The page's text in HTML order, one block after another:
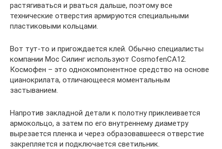
растягиваться и рваться дальше, поэтому все
технические отверстия армируются специальными
пластиковыми кольцами.
Вот тут-то и пригождается клей. Обычно специалисты
компании Мос Силинг используют CosmofenCA12.
Космофен – это однокомпонентное средство на основе
цианокрилата, отличающееся моментальным
застыванием.
Напротив закладной детали к полотну приклеивается
армокольцо, а затем по его внутреннему диаметру
вырезается пленка и через образовавшееся отверстие
закрепляется и подключается светильник.